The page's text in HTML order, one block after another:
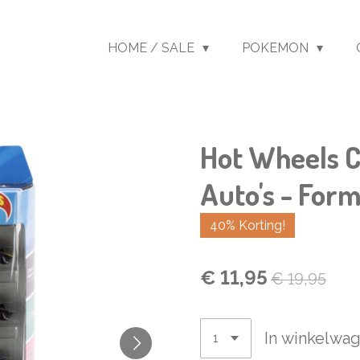
HOME / SALE POKEMON
Hot Wheels
Auto's -
40% Korting!
€ 11,95 € 19,95
In